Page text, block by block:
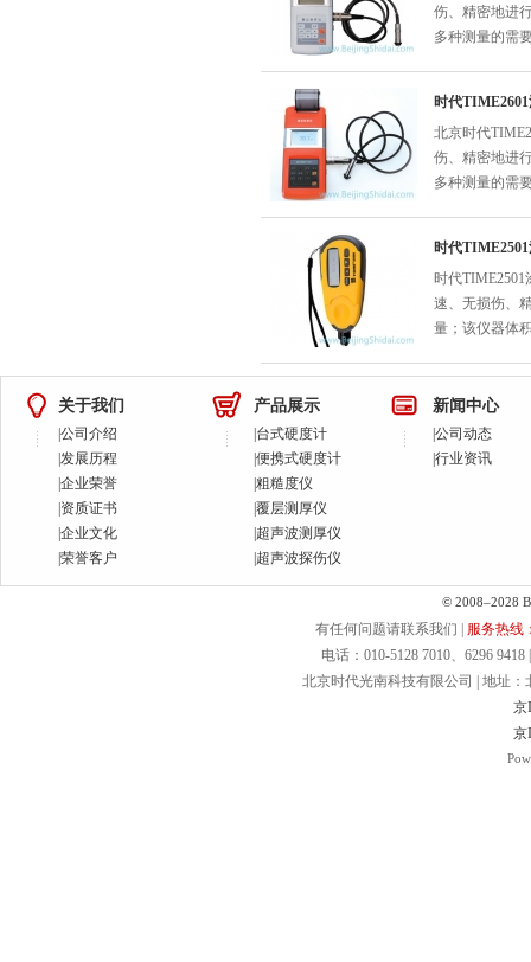
伤、精密地进
多种测量的需
时代
北京时代
伤、精密地进
多种测量的需
时代
时代
速、无损伤、
量；该仪器体
关于我们
公司介绍
发展历程
企业荣誉
资质证书
企业文化
荣誉客户
产品展示
台式硬度计
便携式硬度计
粗糙度仪
覆层测厚仪
超声波测厚仪
超声波探伤仪
新闻中心
公司动态
行业资讯
© 2008–2028
有任何问题请联系我们 | 服务热线
电话：010-5128 7010、6296 9418
北京时代光南科技有限公司 | 地址：
京
京